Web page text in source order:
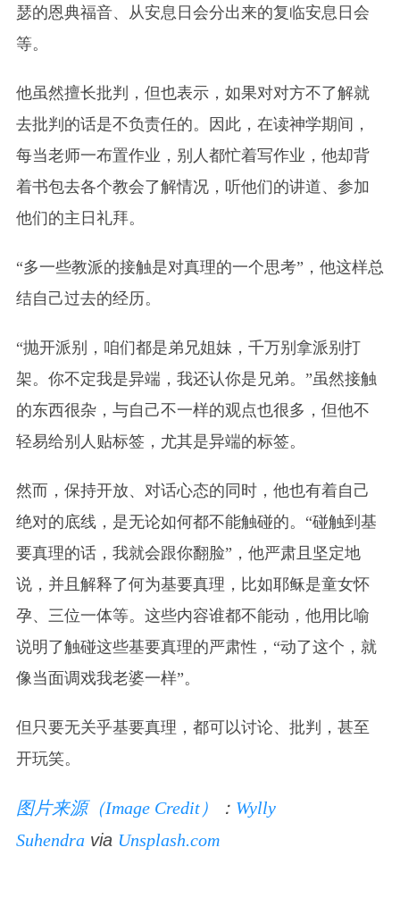
瑟的恩典福音、从安息日会分出来的复临安息日会
等。
他虽然擅长批判，但也表示，如果对对方不了解就
去批判的话是不负责任的。因此，在读神学期间，
每当老师一布置作业，别人都忙着写作业，他却背
着书包去各个教会了解情况，听他们的讲道、参加
他们的主日礼拜。
“多一些教派的接触是对真理的一个思考”，他这样总
结自己过去的经历。
“抛开派别，咱们都是弟兄姐妹，千万别拿派别打
架。你不定我是异端，我还认你是兄弟。”虽然接触
的东西很杂，与自己不一样的观点也很多，但他不
轻易给别人贴标签，尤其是异端的标签。
然而，保持开放、对话心态的同时，他也有着自己
绝对的底线，是无论如何都不能触碰的。“碰触到基
要真理的话，我就会跟你翻脸”，他严肃且坚定地
说，并且解释了何为基要真理，比如耶稣是童女怀
孕、三位一体等。这些内容谁都不能动，他用比喻
说明了触碰这些基要真理的严肃性，“动了这个，就
像当面调戏我老婆一样”。
但只要无关乎基要真理，都可以讨论、批判，甚至
开玩笑。
图片来源（Image Credit） ： Wylly
Suhendravia Unsplash.com